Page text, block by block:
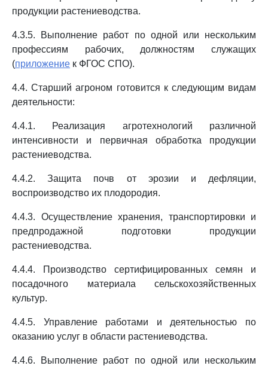
продукции растениеводства.
4.3.5. Выполнение работ по одной или нескольким
профессиям рабочих, должностям служащих
(приложение к ФГОС СПО).
4.4. Старший агроном готовится к следующим видам
деятельности:
4.4.1. Реализация агротехнологий различной
интенсивности и первичная обработка продукции
растениеводства.
4.4.2. Защита почв от эрозии и дефляции,
воспроизводство их плодородия.
4.4.3. Осуществление хранения, транспортировки и
предпродажной подготовки продукции
растениеводства.
4.4.4. Производство сертифицированных семян и
посадочного материала сельскохозяйственных
культур.
4.4.5. Управление работами и деятельностью по
оказанию услуг в области растениеводства.
4.4.6. Выполнение работ по одной или нескольким